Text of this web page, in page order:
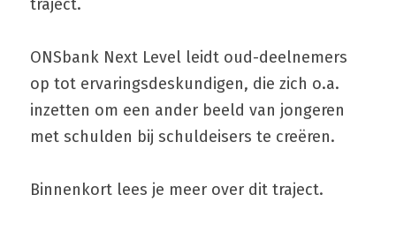
traject.
ONSbank Next Level leidt oud-deelnemers
op tot ervaringsdeskundigen, die zich o.a.
inzetten om een ander beeld van jongeren
met schulden bij schuldeisers te creëren.
Binnenkort lees je meer over dit traject.